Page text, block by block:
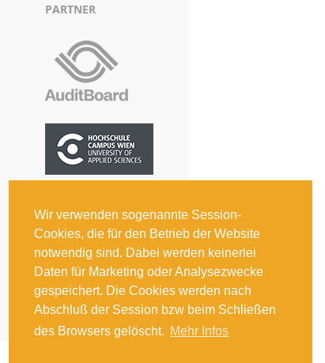
Wir verwenden sogenannte Session-
Cookies, die für den Betrieb der Website
notwendig sind. Dabei werden keinerlei
Daten für Marketing oder Analysezwecke
gespeichert. Die Cookies werden nach
Abschluß der Session bzw beim Schließen
des Browsers gelöscht. Mehr Infos
PARTNER